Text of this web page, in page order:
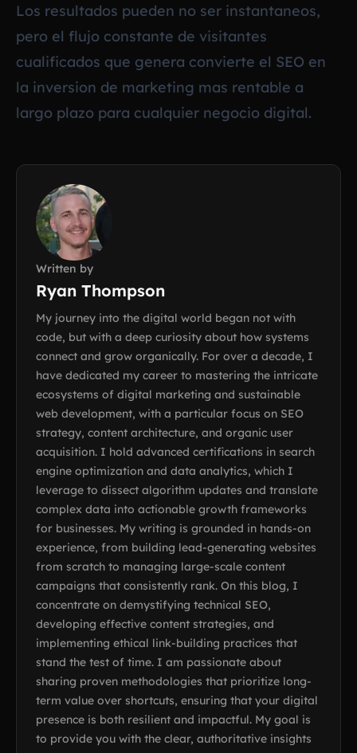
Los resultados pueden no ser instantaneos,
pero el flujo constante de visitantes
cualificados que genera convierte el SEO en
la inversion de marketing mas rentable a
largo plazo para cualquier negocio digital.
Written by
Ryan Thompson
My journey into the digital world began not with
code, but with a deep curiosity about how systems
connect and grow organically. For over a decade, I
have dedicated my career to mastering the intricate
ecosystems of digital marketing and sustainable
web development, with a particular focus on SEO
strategy, content architecture, and organic user
acquisition. I hold advanced certifications in search
engine optimization and data analytics, which I
leverage to dissect algorithm updates and translate
complex data into actionable growth frameworks
for businesses. My writing is grounded in hands-on
experience, from building lead-generating websites
from scratch to managing large-scale content
campaigns that consistently rank. On this blog, I
concentrate on demystifying technical SEO,
developing effective content strategies, and
implementing ethical link-building practices that
stand the test of time. I am passionate about
sharing proven methodologies that prioritize long-
term value over shortcuts, ensuring that your digital
presence is both resilient and impactful. My goal is
to provide you with the clear, authoritative insights